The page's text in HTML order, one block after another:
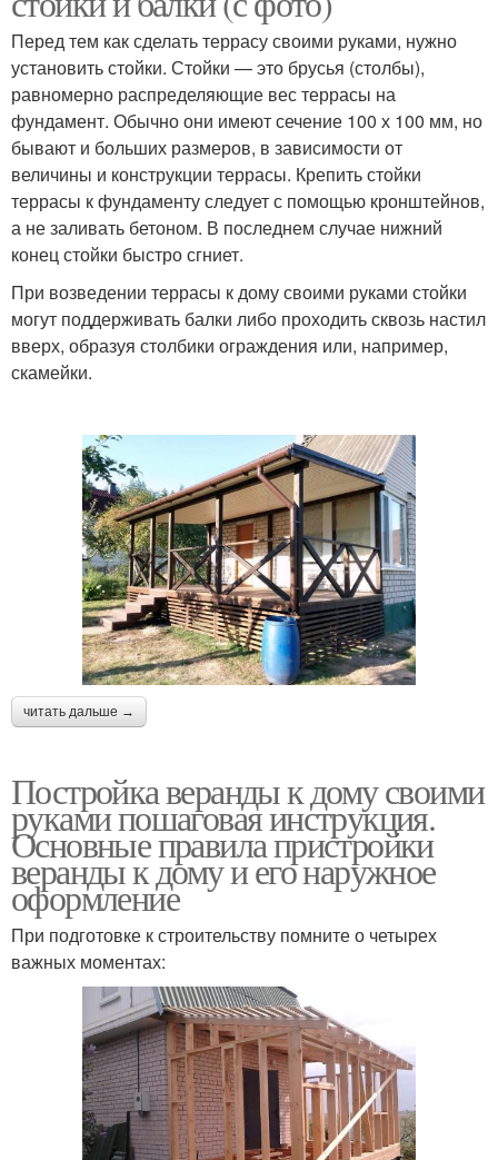
Перед тем как сделать террасу своими руками, нужно
установить стойки. Стойки — это брусья (столбы),
равномерно распределяющие вес террасы на
фундамент. Обычно они имеют сечение 100 х 100 мм, но
бывают и больших размеров, в зависимости от
величины и конструкции террасы. Крепить стойки
террасы к фундаменту следует с помощью кронштейнов,
а не заливать бетоном. В последнем случае нижний
конец стойки быстро сгниет.
При возведении террасы к дому своими руками стойки
могут поддерживать балки либо проходить сквозь настил
вверх, образуя столбики ограждения или, например,
скамейки.
читать дальше →
Постройка веранды к дому своими
руками пошаговая инструкция.
Основные правила пристройки
веранды к дому и его наружное
оформление
При подготовке к строительству помните о четырех
важных моментах: